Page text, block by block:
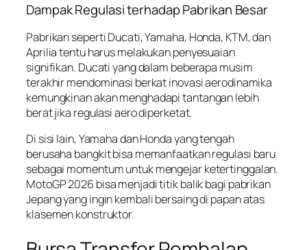
Dampak Regulasi terhadap Pabrikan Besar
Pabrikan seperti Ducati, Yamaha, Honda, KTM, dan
Aprilia tentu harus melakukan penyesuaian
signifikan. Ducati yang dalam beberapa musim
terakhir mendominasi berkat inovasi aerodinamika
kemungkinan akan menghadapi tantangan lebih
berat jika regulasi aero diperketat.
Di sisi lain, Yamaha dan Honda yang tengah
berusaha bangkit bisa memanfaatkan regulasi baru
sebagai momentum untuk mengejar ketertinggalan.
MotoGP 2026 bisa menjadi titik balik bagi pabrikan
Jepang yang ingin kembali bersaing di papan atas
klasemen konstruktor.